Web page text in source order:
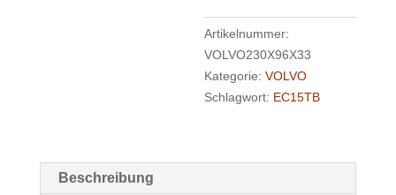
Artikelnummer:
VOLVO230X96X33
Kategorie:VOLVO
Schlagwort: EC15TB
Beschreibung